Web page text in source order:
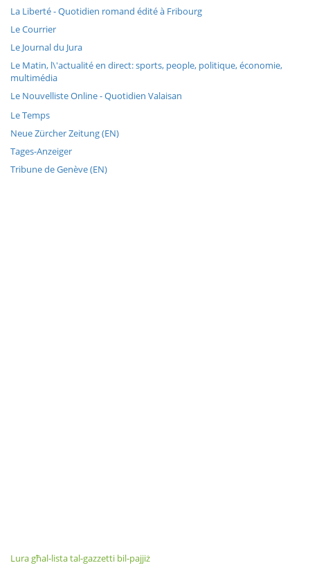
La Liberté - Quotidien romand édité à Fribourg
Le Courrier
Le Journal du Jura
Le Matin, l\'actualité en direct: sports, people, politique, économie,
multimédia
Le Nouvelliste Online - Quotidien Valaisan
Le Temps
Neue Zürcher Zeitung (EN)
Tages-Anzeiger
Tribune de Genève (EN)
Lura għal-lista tal-gazzetti bil-pajjiż